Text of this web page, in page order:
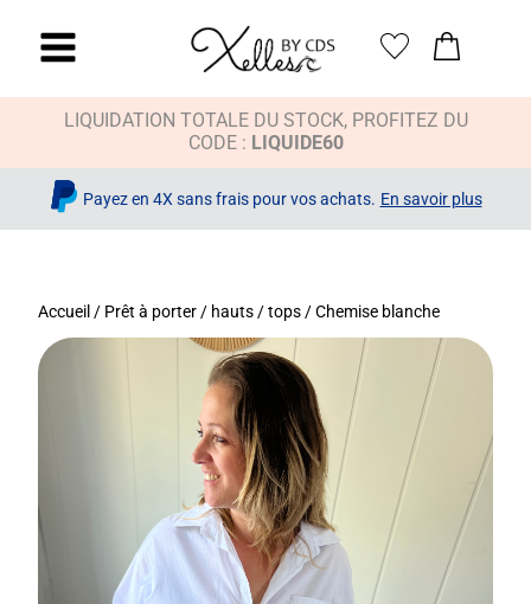
LIQUIDATION TOTALE DU STOCK, PROFITEZ DU
CODE : LIQUIDE60
Payez en 4X sans frais pour vos achats. En savoir plus
Accueil / Prêt à porter / hauts / tops / Chemise blanche